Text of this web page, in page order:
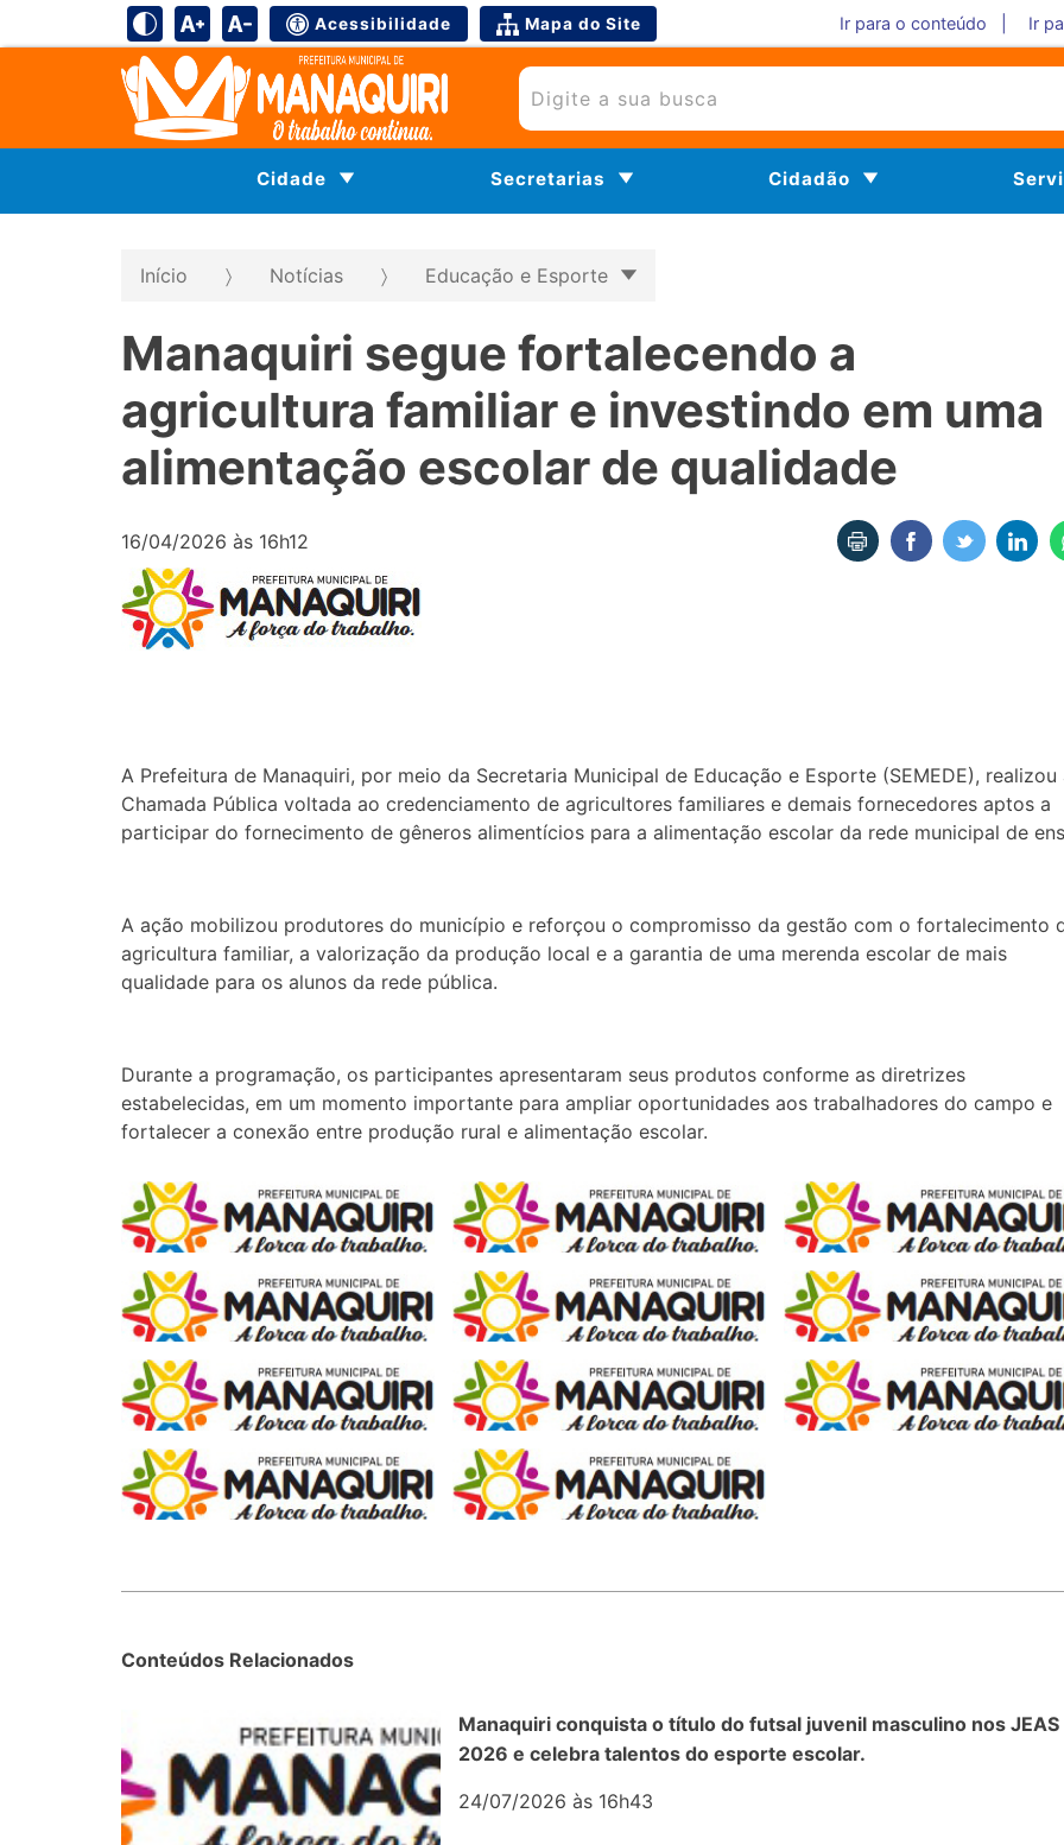
Acessibilidade Mapa do Site Ir para o conteúdo | Ir
Cidade Secretarias Cidadão
Início Notícias Educação e Esporte
Manaquiri segue fortalecendo a
agricultura familiar e investindo em uma
alimentação escolar de qualidade
16/04/2026 às 16h12
A Prefeitura de Manaquiri, por meio da Secretaria Municipal de Educação e Esporte (SEMEDE), realizou
Chamada Pública voltada ao credenciamento de agricultores familiares e demais fornecedores aptos a
participar do fornecimento de gêneros alimentícios para a alimentação escolar da rede municipal de
A ação mobilizou produtores do município e reforçou o compromisso da gestão com o fortalecimento
agricultura familiar, a valorização da produção local e a garantia de uma merenda escolar de mais
qualidade para os alunos da rede pública.
Durante a programação, os participantes apresentaram seus produtos conforme as diretrizes
estabelecidas, em um momento importante para ampliar oportunidades aos trabalhadores do campo e
fortalecer a conexão entre produção rural e alimentação escolar.
Conteúdos Relacionados
Manaquiri conquista o título do futsal juvenil masculino nos JEAS
2026 e celebra talentos do esporte escolar.
24/07/2026 às 16h43